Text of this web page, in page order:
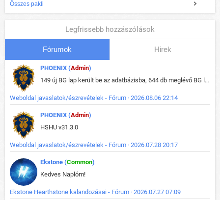
Összes pakli
Legfrissebb hozzászólások
Fórumok Hirek
PHOENIX (Admin)
149 új BG lap került be az adatbázisba, 644 db meglévő BG lap módosult, bekerültek az új képek a megváltozott lapokhoz is.
Weboldal javaslatok/észrevételek - Fórum · 2026.08.06 22:14
PHOENIX (Admin)
HSHU v31.3.0
Weboldal javaslatok/észrevételek - Fórum · 2026.07.28 20:17
Ekstone (Common)
Kedves Naplóm!
Ekstone Hearthstone kalandozásai - Fórum · 2026.07.27 07:09